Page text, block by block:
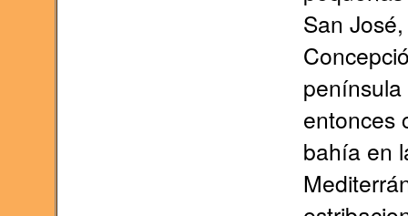
San
entonces
bahía en